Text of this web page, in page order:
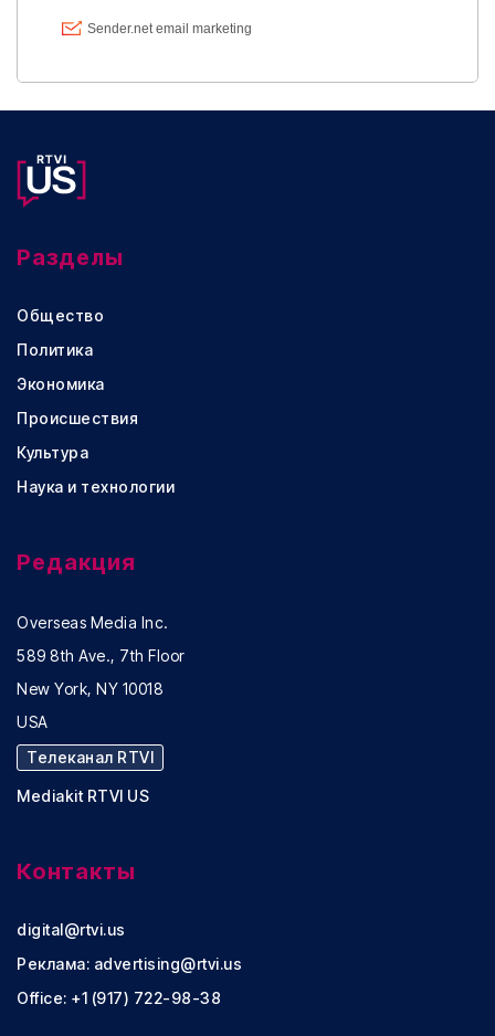
Разделы
Общество
Политика
Экономика
Происшествия
Культура
Наука и технологии
Редакция
Overseas Media Inc.
589 8th Ave., 7th Floor
New York, NY 10018
USA
Телеканал RTVI
Mediakit RTVI US
Контакты
digital@rtvi.us
Реклама: advertising@rtvi.us
Office: +1 (917) 722-98-38